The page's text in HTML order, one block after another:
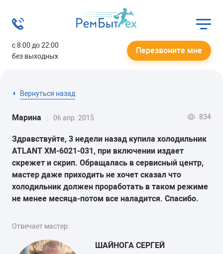
с 8:00 до 22:00
без выходных
Перезвоните мне
Вернуться назад
Марина 06 апр. 2015 834
Здравствуйте, 3 недели назад купила холодильник
ATLANT XM-6021-031, при включении издает
скрежет и скрип. Обращалась в сервисный центр,
мастер даже приходить не хочет сказал что
холодильник должен проработать в таком режиме
не менее месяца-потом все наладится. Спасибо.
Отвечает мастер:
ШАЙНОГА СЕРГЕЙ